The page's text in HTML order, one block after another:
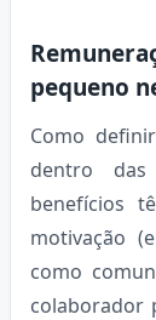
pequeno
Como
dentro das
benefícios
motivação
como
colaborador